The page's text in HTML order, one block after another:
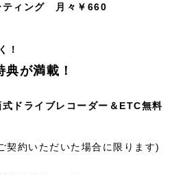
ティング 月々￥660
！
が満載！
式ドライブレコーダー＆ETC無料
契約いただいた場合に限ります)